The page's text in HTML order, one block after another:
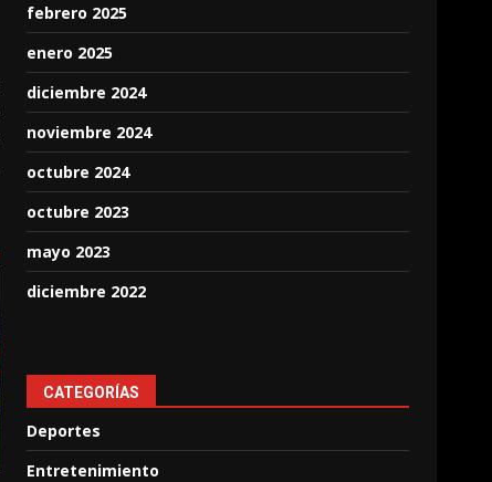
febrero 2025
enero 2025
diciembre 2024
noviembre 2024
octubre 2024
octubre 2023
mayo 2023
diciembre 2022
CATEGORÍAS
Deportes
Entretenimiento